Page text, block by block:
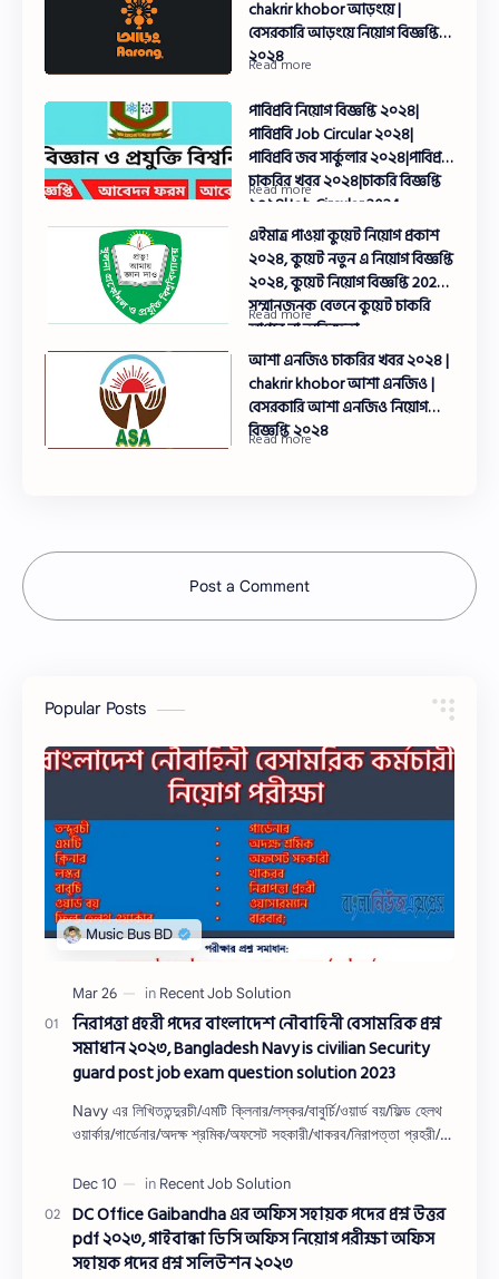
chakrir khobor আড়ংয়ে |
বেসরকারি আড়ংয়ে নিয়োগ বিজ্ঞপ্তি
২০২৪
পাবিপ্রবি নিয়োগ বিজ্ঞপ্তি ২০২৪|
পাবিপ্রবি Job Circular ২০২৪|
পাবিপ্রবি জব সার্কুলার ২০২৪|পাবিপ্রবি
চাকরির খবর ২০২৪|চাকরি বিজ্ঞপ্তি
২০২৪|Job Circular 2024
এইমাত্র পাওয়া কুয়েট নিয়োগ প্রকাশ
২০২৪, কুয়েট নতুন এ নিয়োগ বিজ্ঞপ্তি
২০২৪, কুয়েট নিয়োগ বিজ্ঞপ্তি 2024,
সম্মানজনক বেতনে কুয়েট চাকরি
লাগবে না অভিজ্ঞতা
আশা এনজিও চাকরির খবর ২০২৪ |
chakrir khobor আশা এনজিও |
বেসরকারি আশা এনজিও নিয়োগ
বিজ্ঞপ্তি ২০২৪
Post a Comment
Popular Posts
নিরাপত্তা প্রহরী পদের বাংলাদেশ নৌবাহিনী বেসামরিক প্রশ্ন
সমাধান ২০২৩, Bangladesh Navy is civilian Security
guard post job exam question solution 2023
Navy এর লিখিততন্দুরচী/এমটি ক্লিনার/লস্কর/বাবুর্চি/ওয়ার্ড বয়/ফিল্ড হেলথ
ওয়ার্কার/গার্ডেনার/অদক্ষ শ্রমিক/অফসেট সহকারী/খাকরব/নিরাপত্তা প্রহরী/
DC Office Gaibandha এর অফিস সহায়ক পদের প্রশ্ন উত্তর
pdf ২০২৩, গাইবান্ধা ডিসি অফিস নিয়োগ পরীক্ষা অফিস
সহায়ক পদের প্রশ্ন সলিউশন ২০২৩